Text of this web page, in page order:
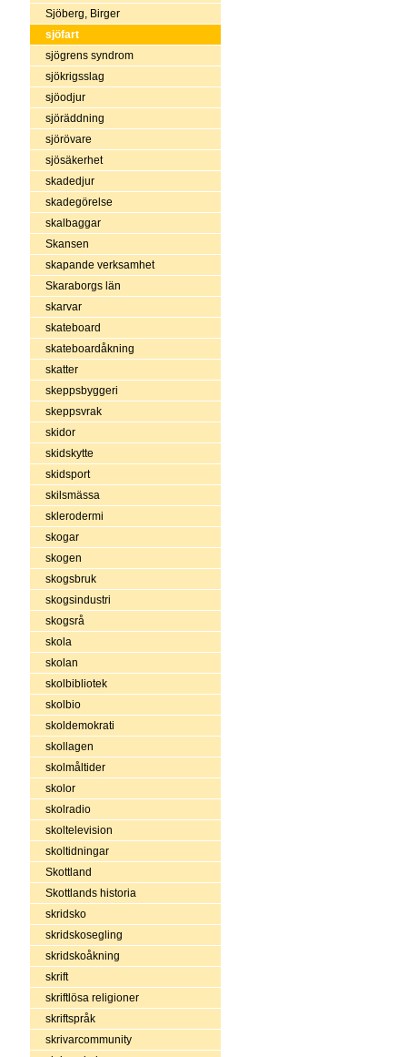
Sjöberg, Birger
sjöfart
sjögrens syndrom
sjökrigsslag
sjöodjur
sjöräddning
sjörövare
sjösäkerhet
skadedjur
skadegörelse
skalbaggar
Skansen
skapande verksamhet
Skaraborgs län
skarvar
skateboard
skateboardåkning
skatter
skeppsbyggeri
skeppsvrak
skidor
skidskytte
skidsport
skilsmässa
sklerodermi
skogar
skogen
skogsbruk
skogsindustri
skogsrå
skola
skolan
skolbibliotek
skolbio
skoldemokrati
skollagen
skolmåltider
skolor
skolradio
skoltelevision
skoltidningar
Skottland
Skottlands historia
skridsko
skridskosegling
skridskoåkning
skrift
skriftlösa religioner
skriftspråk
skrivarcommunity